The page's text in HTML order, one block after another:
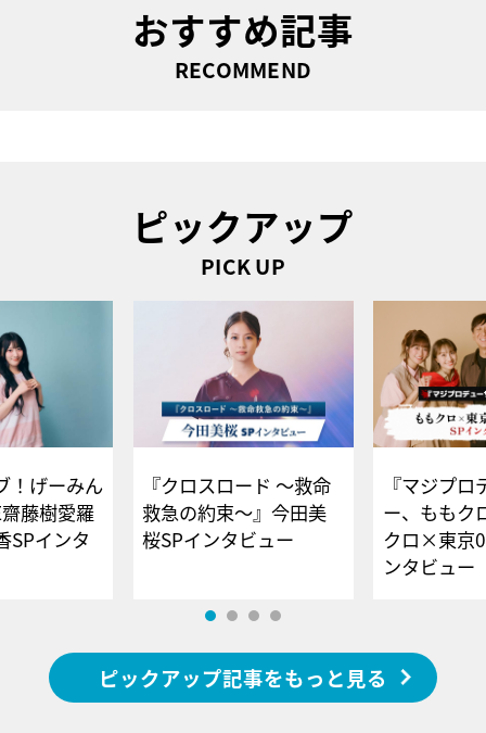
おすすめ記事
RECOMMEND
ピックアップ
PICK UP
！げーみん
藤樹愛羅
SPインタ
『クロスロード ～救命
救急の約束～』今田美
桜SPインタビュー
『マジプロ
ー、ももク
クロ×東京
ンタビュー
ピックアップ記事をもっと見る